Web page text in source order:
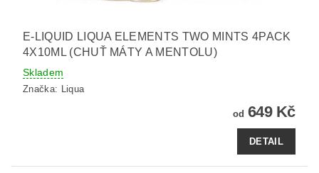
E-LIQUID LIQUA ELEMENTS TWO MINTS 4PACK
4X10ML (CHUŤ MÁTY A MENTOLU)
Skladem
Značka: Liqua
od 649 Kč
DETAIL